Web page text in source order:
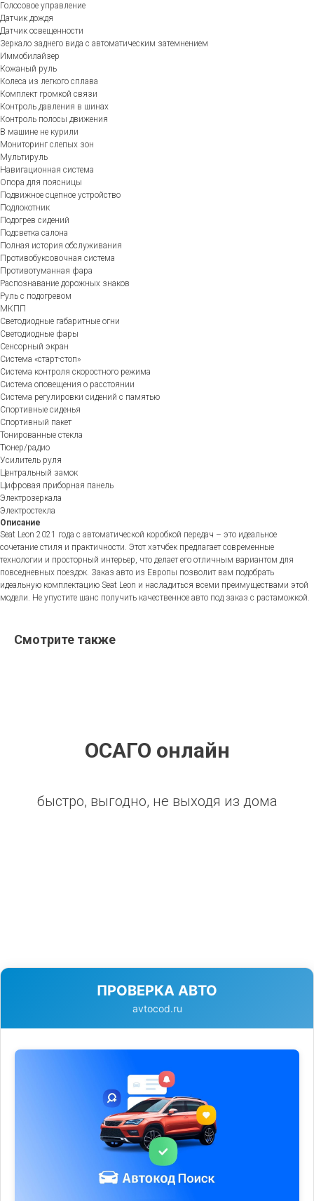
Голосовое управление
Датчик дождя
Датчик освещенности
Зеркало заднего вида с автоматическим затемнением
Иммобилайзер
Кожаный руль
Колеса из легкого сплава
Комплект громкой связи
Контроль давления в шинах
Контроль полосы движения
В машине не курили
Мониторинг слепых зон
Мультируль
Навигационная система
Опора для поясницы
Подвижное сцепное устройство
Подлокотник
Подогрев сидений
Подсветка салона
Полная история обслуживания
Противобуксовочная система
Противотуманная фара
Распознавание дорожных знаков
Руль с подогревом
МКПП
Светодиодные габаритные огни
Светодиодные фары
Сенсорный экран
Система «старт-стоп»
Система контроля скоростного режима
Система оповещения о расстоянии
Система регулировки сидений с памятью
Спортивные сиденья
Спортивный пакет
Тонированные стекла
Тюнер/радио
Усилитель руля
Центральный замок
Цифровая приборная панель
Электрозеркала
Электростекла
Описание
Seat Leon 2021 года с автоматической коробкой передач – это идеальное
сочетание стиля и практичности. Этот хэтчбек предлагает современные
технологии и просторный интерьер, что делает его отличным вариантом для
повседневных поездок. Заказ авто из Европы позволит вам подобрать
идеальную комплектацию Seat Leon и насладиться всеми преимуществами этой
модели. Не упустите шанс получить качественное авто под заказ с растаможкой.
Смотрите также
ОСАГО онлайн
быстро, выгодно, не выходя из дома
ПРОВЕРКА АВТО
avtocod.ru